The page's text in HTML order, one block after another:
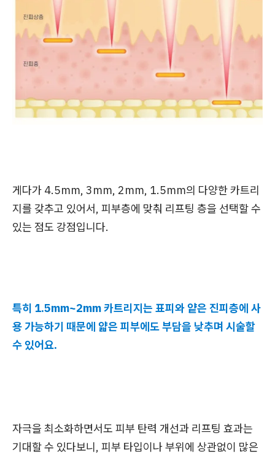
게다가 4.5mm, 3mm, 2mm, 1.5mm의 다양한 카트리
지를 갖추고 있어서, 피부층에 맞춰 리프팅 층을 선택할 수
있는 점도 강점입니다.
특히 1.5mm~2mm 카트리지는 표피와 얕은 진피층에 사
용 가능하기 때문에 얇은 피부에도 부담을 낮추며 시술할
수 있어요.
자극을 최소화하면서도 피부 탄력 개선과 리프팅 효과는
기대할 수 있다보니, 피부 타입이나 부위에 상관없이 많은